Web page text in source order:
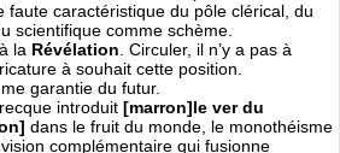
faute caractéristique du pôle clérical, du
scientifique comme schème.
la Révélation . Circuler, il n’y a pas à
à souhait cette position.
garantie du futur.
introduit [marron]le ver du
dans le fruit du monde, le monothéisme
complémentaire qui fusionne